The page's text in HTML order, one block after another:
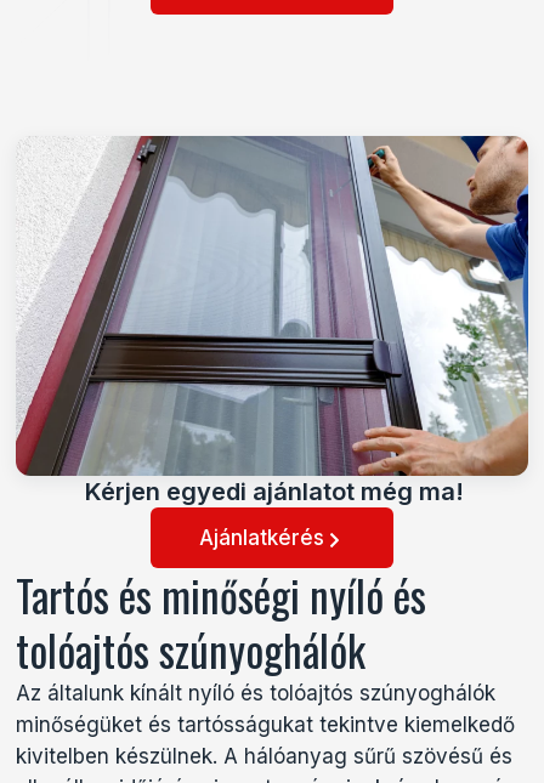
Tartós és minőségi nyíló és
tolóajtós szúnyoghálók
Az általunk kínált nyíló és tolóajtós szúnyoghálók
minőségüket és tartósságukat tekintve kiemelkedő
kivitelben készülnek. A hálóanyag sűrű szövésű és
Kérjen egyedi ajánlatot még ma!
Ajánlatkérés